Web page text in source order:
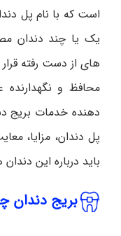
است که با نام پل
یک یا چند دندان
های از دست رفته
محافظ و نگهدارنده
دهنده خدمات بریج
پل دندان، مزایا،
باید درباره این
بریج دندان